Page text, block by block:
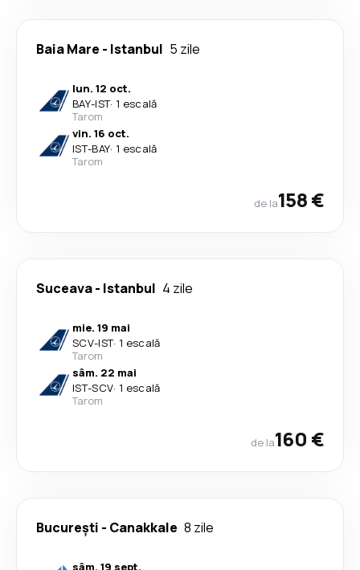
Baia Mare - Istanbul 5 zile
lun. 12 oct.
BAY-IST· 1 escală
Tarom
vin. 16 oct.
IST-BAY· 1 escală
Tarom
de la158 €
Suceava- Istanbul 4 zile
mie. 19 mai
SCV-IST· 1 escală
Tarom
sâm. 22 mai
IST-SCV· 1 escală
Tarom
de la160 €
București - Canakkale 8 zile
sâm. 19 sept.